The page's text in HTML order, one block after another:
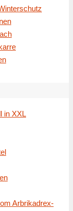
in XXL
Arbrikadrex-